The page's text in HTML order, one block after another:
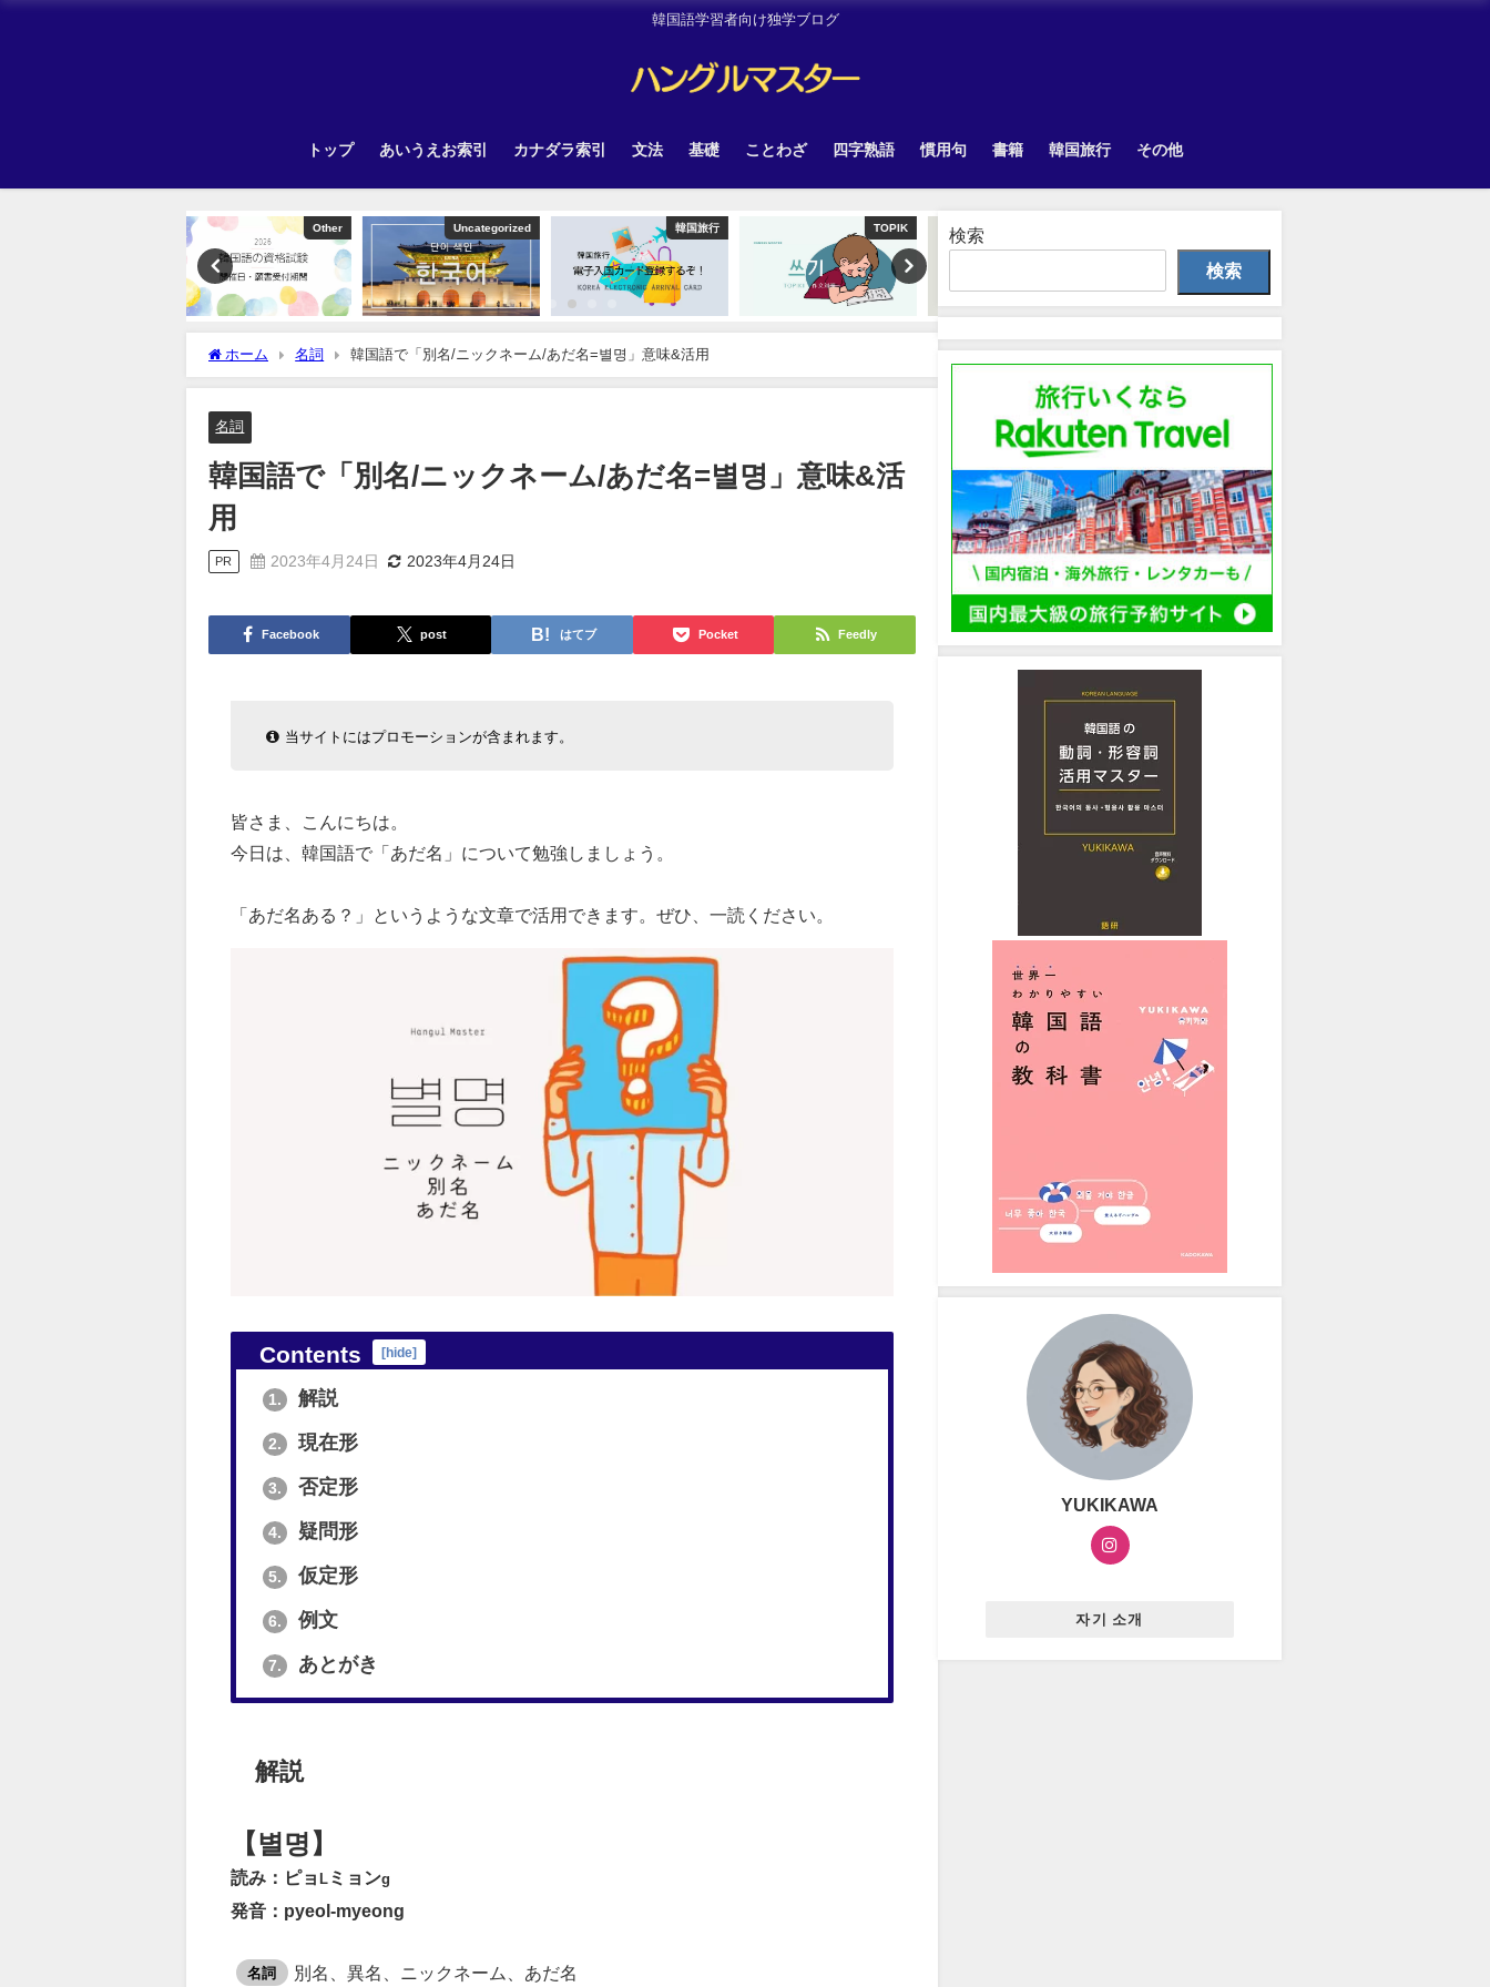
韓国語学習者向け独学ブログ
トップ あいうえお索引 カナダラ索引 文法 基礎 ことわざ 四字熟語 慣用句 書籍 韓国旅行 その他
Uncategorized 韓国旅行 TOPIK 韓国旅行
ホーム 名詞 韓国語で「別名/ニックネーム/あだ名=별명」意味&活用
名詞
韓国語で「別名/ニックネーム/あだ名=별명」意味&活
用
PR 2023年4月24日 2023年4月24日
Facebook post はてブ Pocket Feedly
当サイトにはプロモーションが含まれます。
皆さま、こんにちは。
今日は、韓国語で「あだ名」について勉強しましょう。
「あだ名ある？」というような文章で活用できます。ぜひ、一読ください。
Contents [hide]
1. 解説
2. 現在形
3. 否定形
4. 疑問形
5. 仮定形
6. 例文
7. あとがき
解説
【별명】
読み：ピョ L ミョンg
発音：pyeol-myeong
名詞 別名、異名、ニックネーム、あだ名
検索
検索
YUKIKAWA
자기 소개